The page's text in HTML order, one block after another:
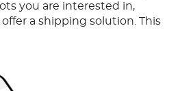
you are interested in,
a shipping solution. This